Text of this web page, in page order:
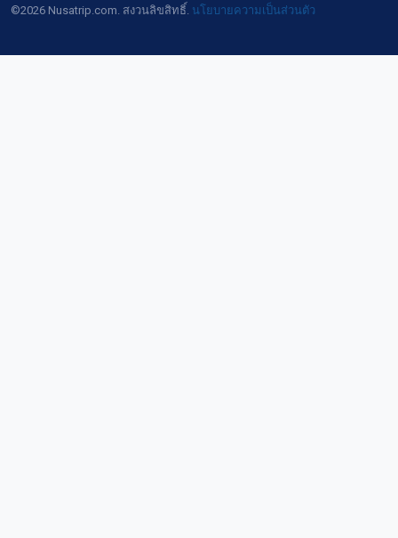
©2026 Nusatrip.com. สงวนลิขสิทธิ์. นโยบายความเป็นส่วนตัว